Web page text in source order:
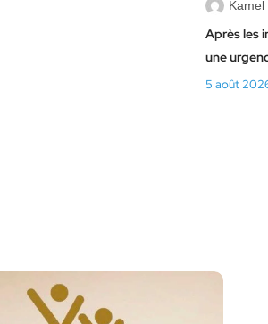
Kamel
Après les
une
5 août